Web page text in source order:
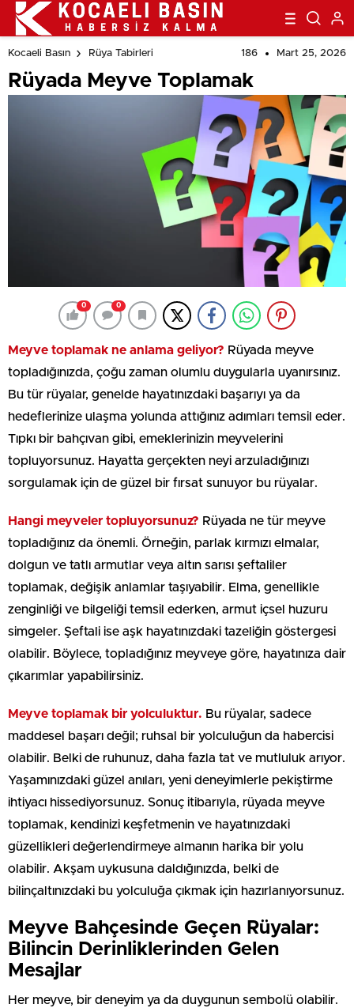
Kocaeli Basın Rüya Tabirleri 186 Mart 25, 2026
Rüyada Meyve Toplamak
0 0
Meyve toplamak ne anlama geliyor? Rüyada meyve
topladığınızda, çoğu zaman olumlu duygularla uyanırsınız.
Bu tür rüyalar, genelde hayatınızdaki başarıyı ya da
hedeflerinize ulaşma yolunda attığınız adımları temsil eder.
Tıpkı bir bahçıvan gibi, emeklerinizin meyvelerini
topluyorsunuz. Hayatta gerçekten neyi arzuladığınızı
sorgulamak için de güzel bir fırsat sunuyor bu rüyalar.
Hangi meyveler topluyorsunuz? Rüyada ne tür meyve
topladığınız da önemli. Örneğin, parlak kırmızı elmalar,
dolgun ve tatlı armutlar veya altın sarısı şeftaliler
toplamak, değişik anlamlar taşıyabilir. Elma, genellikle
zenginliği ve bilgeliği temsil ederken, armut içsel huzuru
simgeler. Şeftali ise aşk hayatınızdaki tazeliğin göstergesi
olabilir. Böylece, topladığınız meyveye göre, hayatınıza dair
çıkarımlar yapabilirsiniz.
Meyve toplamak bir yolculuktur. Bu rüyalar, sadece
maddesel başarı değil; ruhsal bir yolculuğun da habercisi
olabilir. Belki de ruhunuz, daha fazla tat ve mutluluk arıyor.
Yaşamınızdaki güzel anıları, yeni deneyimlerle pekiştirme
ihtiyacı hissediyorsunuz. Sonuç itibarıyla, rüyada meyve
toplamak, kendinizi keşfetmenin ve hayatınızdaki
güzellikleri değerlendirmeye almanın harika bir yolu
olabilir. Akşam uykusuna daldığınızda, belki de
bilinçaltınızdaki bu yolculuğa çıkmak için hazırlanıyorsunuz.
Meyve Bahçesinde Geçen Rüyalar:
Bilincin Derinliklerinden Gelen
Mesajlar
Her meyve, bir deneyim ya da duygunun sembolü olabilir.